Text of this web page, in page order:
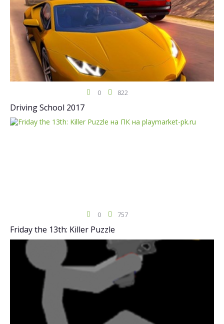
0 822
Driving School 2017
0 757
Friday the 13th: Killer Puzzle